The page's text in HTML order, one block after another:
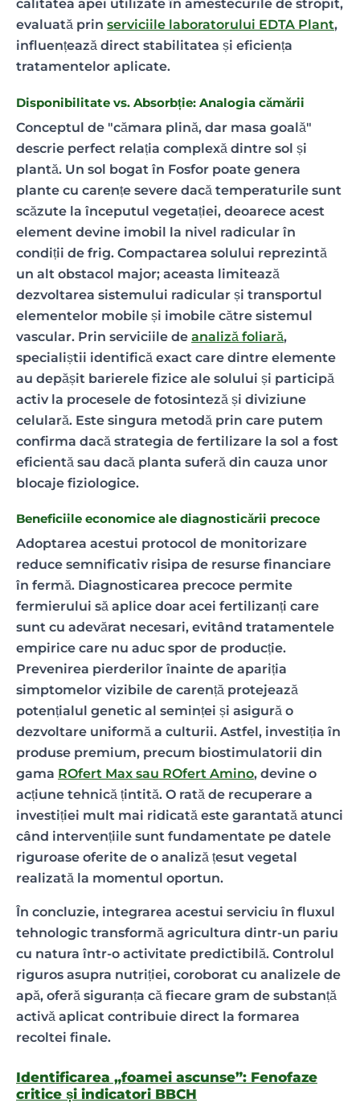
calitatea apei utilizate în amestecurile de stropit,
evaluată prin serviciile laboratorului EDTA Plant,
influențează direct stabilitatea și eficiența
tratamentelor aplicate.
Disponibilitate vs. Absorbție: Analogia cămării
Conceptul de "cămara plină, dar masa goală"
descrie perfect relația complexă dintre sol și
plantă. Un sol bogat în Fosfor poate genera
plante cu carențe severe dacă temperaturile sunt
scăzute la începutul vegetației, deoarece acest
element devine imobil la nivel radicular în
condiții de frig. Compactarea solului reprezintă
un alt obstacol major; aceasta limitează
dezvoltarea sistemului radicular și transportul
elementelor mobile și imobile către sistemul
vascular. Prin serviciile de analiză foliară,
specialiștii identifică exact care dintre elemente
au depășit barierele fizice ale solului și participă
activ la procesele de fotosinteză și diviziune
celulară. Este singura metodă prin care putem
confirma dacă strategia de fertilizare la sol a fost
eficientă sau dacă planta suferă din cauza unor
blocaje fiziologice.
Beneficiile economice ale diagnosticării precoce
Adoptarea acestui protocol de monitorizare
reduce semnificativ risipa de resurse financiare
în fermă. Diagnosticarea precoce permite
fermierului să aplice doar acei fertilizanți care
sunt cu adevărat necesari, evitând tratamentele
empirice care nu aduc spor de producție.
Prevenirea pierderilor înainte de apariția
simptomelor vizibile de carență protejează
potențialul genetic al seminței și asigură o
dezvoltare uniformă a culturii. Astfel, investiția în
produse premium, precum biostimulatorii din
gama ROfert Max sau ROfert Amino, devine o
acțiune tehnică țintită. O rată de recuperare a
investiției mult mai ridicată este garantată atunci
când intervențiile sunt fundamentate pe datele
riguroase oferite de o analiză țesut vegetal
realizată la momentul oportun.
În concluzie, integrarea acestui serviciu în fluxul
tehnologic transformă agricultura dintr-un pariu
cu natura într-o activitate predictibilă. Controlul
riguros asupra nutriției, coroborat cu analizele de
apă, oferă siguranța că fiecare gram de substanță
activă aplicat contribuie direct la formarea
recoltei finale.
Identificarea „foamei ascunse”: Fenofaze
critice și indicatori BBCH